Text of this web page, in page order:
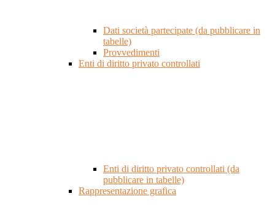
Dati società partecipate (da pubblicare in
tabelle)
Provvedimenti
Enti di diritto privato controllati
Enti di diritto privato controllati (da
pubblicare in tabelle)
Rappresentazione grafica